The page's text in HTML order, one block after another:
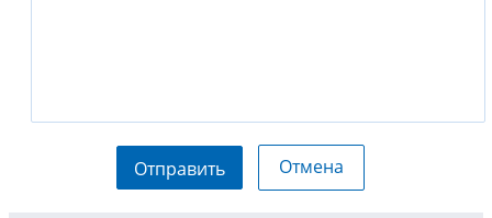
Отправить Отмена